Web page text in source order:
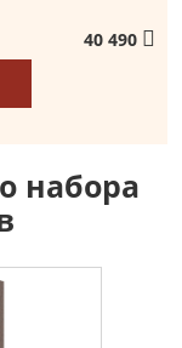
40 490
набора